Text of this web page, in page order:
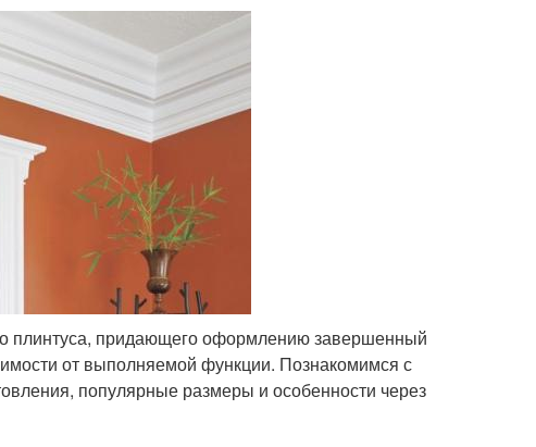
плинтуса, придающего оформлению завершенный
от выполняемой функции. Познакомимся с
популярные размеры и особенности через